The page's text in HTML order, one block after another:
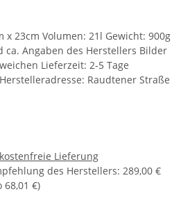
x 23cm Volumen: 21l Gewicht: 900g
ca. Angaben des Herstellers Bilder
Lieferzeit: 2-5 Tage
Raudtener Straße
Lieferung
des Herstellers: 289,00 €
68,01 €)